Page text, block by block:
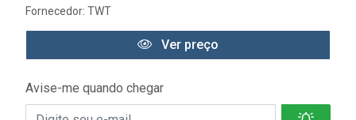
Fornecedor: TWT
Ver preço
Avise-me quando chegar